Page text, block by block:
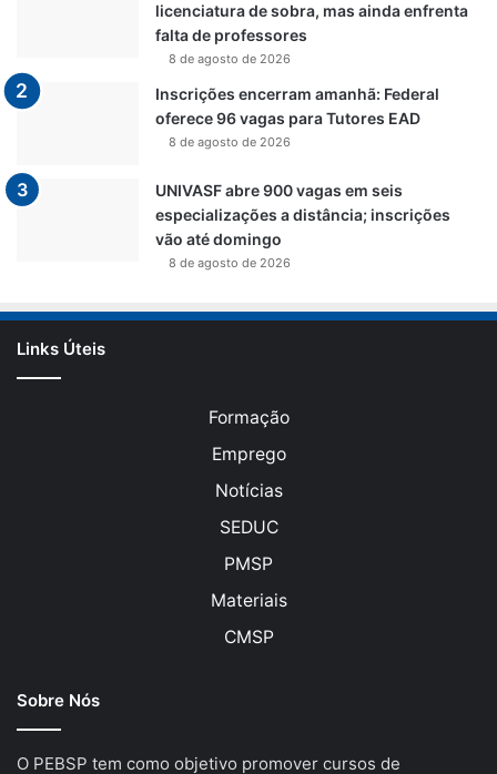
licenciatura de sobra, mas ainda enfrenta
falta de professores
8 de agosto de 2026
Inscrições encerram amanhã: Federal
oferece 96 vagas para Tutores EAD
8 de agosto de 2026
UNIVASF abre 900 vagas em seis
especializações a distância; inscrições
vão até domingo
8 de agosto de 2026
Links Úteis
Formação
Emprego
Notícias
SEDUC
PMSP
Materiais
CMSP
Sobre Nós
O PEBSP tem como objetivo promover cursos de